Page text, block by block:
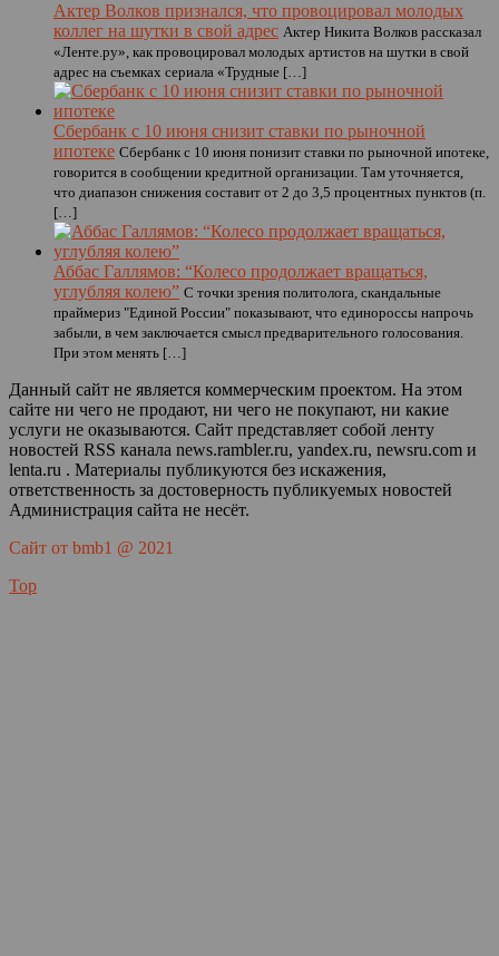
Актер Волков признался, что провоцировал молодых
коллег на шутки в свой адрес Актер Никита Волков рассказал
«Ленте.ру», как провоцировал молодых артистов на шутки в свой
адрес на съемках сериала «Трудные […]
Сбербанк с 10 июня снизит ставки по рыночной
ипотеке Сбербанк с 10 июня понизит ставки по рыночной ипотеке,
говорится в сообщении кредитной организации. Там уточняется,
что диапазон снижения составит от 2 до 3,5 процентных пунктов (п.
[…]
Аббас Галлямов: “Колесо продолжает вращаться,
углубляя колею” С точки зрения политолога, скандальные
праймериз "Единой России" показывают, что единороссы напрочь
забыли, в чем заключается смысл предварительного голосования.
При этом менять […]
Данный сайт не является коммерческим проектом. На этом
сайте ни чего не продают, ни чего не покупают, ни какие
услуги не оказываются. Сайт представляет собой ленту
новостей RSS канала news.rambler.ru, yandex.ru, newsru.com и
lenta.ru . Материалы публикуются без искажения,
ответственность за достоверность публикуемых новостей
Администрация сайта не несёт.
Сайт от bmb1 @ 2021
Top